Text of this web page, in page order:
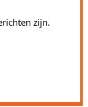
zijn.